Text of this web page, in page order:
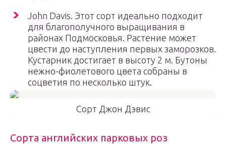
John Davis. Этот сорт идеально подходит
для благополучного выращивания в
районах Подмосковья. Растение может
цвести до наступления первых заморозков.
Кустарник достигает в высоту 2 м. Бутоны
нежно-фиолетового цвета собраны в
соцветия по несколько штук.
Сорт Джон Дэвис
Сорта английских парковых роз